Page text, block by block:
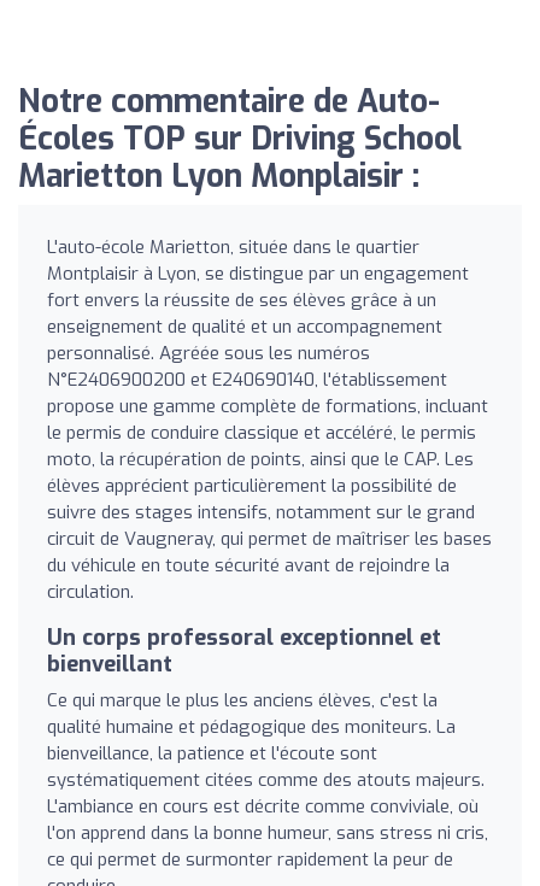
Notre commentaire de Auto-
Écoles TOP sur Driving School
Marietton Lyon Monplaisir :
L'auto-école Marietton, située dans le quartier
Montplaisir à Lyon, se distingue par un engagement
fort envers la réussite de ses élèves grâce à un
enseignement de qualité et un accompagnement
personnalisé. Agréée sous les numéros
N°E2406900200 et E240690140, l'établissement
propose une gamme complète de formations, incluant
le permis de conduire classique et accéléré, le permis
moto, la récupération de points, ainsi que le CAP. Les
élèves apprécient particulièrement la possibilité de
suivre des stages intensifs, notamment sur le grand
circuit de Vaugneray, qui permet de maîtriser les bases
du véhicule en toute sécurité avant de rejoindre la
circulation.
Un corps professoral exceptionnel et
bienveillant
Ce qui marque le plus les anciens élèves, c'est la
qualité humaine et pédagogique des moniteurs. La
bienveillance, la patience et l'écoute sont
systématiquement citées comme des atouts majeurs.
L'ambiance en cours est décrite comme conviviale, où
l'on apprend dans la bonne humeur, sans stress ni cris,
ce qui permet de surmonter rapidement la peur de